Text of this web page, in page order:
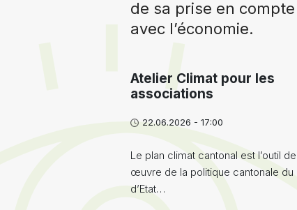
de sa prise en
avec l’économie.
Atelier Climat pour les
associations
22.06.2026 - 17:00
Le plan climat cantonal est l’outil
œuvre de la politique cantonale du
d’Etat…